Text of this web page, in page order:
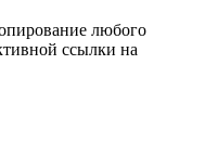
любого
ссылки на